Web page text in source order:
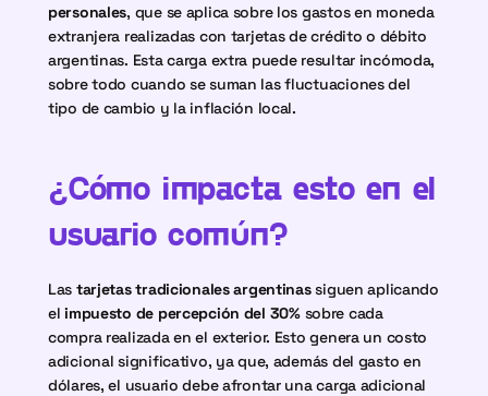
personales, que se aplica sobre los gastos en moneda
extranjera realizadas con tarjetas de crédito o débito
argentinas. Esta carga extra puede resultar incómoda,
sobre todo cuando se suman las fluctuaciones del
tipo de cambio y la inflación local.
¿Cómo impacta esto en el
usuario común?
Las tarjetas tradicionales argentinas siguen aplicando
el impuesto de percepción del 30% sobre cada
compra realizada en el exterior. Esto genera un costo
adicional significativo, ya que, además del gasto en
dólares, el usuario debe afrontar una carga adicional